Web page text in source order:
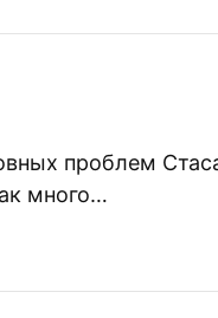
проблем
много…